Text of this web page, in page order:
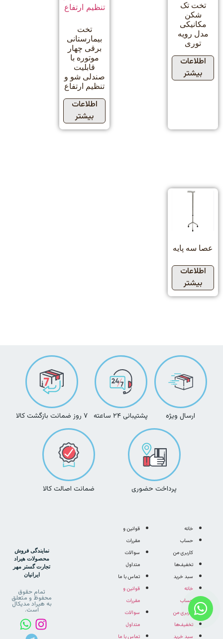
تخت تک
شکن
مکانیکی
مدل رویه
توری
اطلاعات
بیشتر
تخت
بیمارستانی
برقی چهار
موتوره با
قابلیت
صندلی شو و
تنظیم ارتفاع
اطلاعات
بیشتر
عصا سه پایه
اطلاعات
بیشتر
ارسال ویژه پشتیبانی ۲۴ ساعته ۷ روز ضمانت بازگشت کالا
پرداخت حضوری ضمانت اصالت کالا
خانه
حساب
کاربری من
تخفیف‌ها
سبد خرید
خانه
حساب
کاربری من
تخفیف‌ها
سبد خرید
قوانین و
مقررات
سوالات
متداول
تماس با ما
قوانین و
مقررات
سوالات
متداول
تماس با ما
نمایندگی فروش
محصولات هیراد
تجارت گستر مهر
ایرانیان
تمام حقوق
محفوظ و متعلق
به هیراد مدیکال
است.